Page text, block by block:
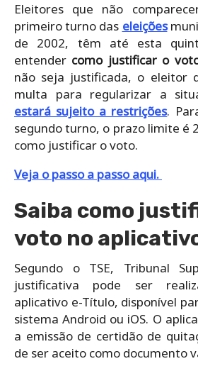
Eleitores que não
primeiro turno das eleições
de 2002, têm até esta
entender como justificar o
não seja justificada, o eleitor
multa para regularizar a
estará sujeito a restrições.
segundo turno, o prazo limite é
como justificar o voto.
Veja o passo a passo aqui.
Saiba como
voto no
Segundo o TSE, Tribunal
justificativa pode ser
aplicativo e-Título, disponível
sistema Android ou iOS. O
a emissão de certidão de
de ser aceito como documento